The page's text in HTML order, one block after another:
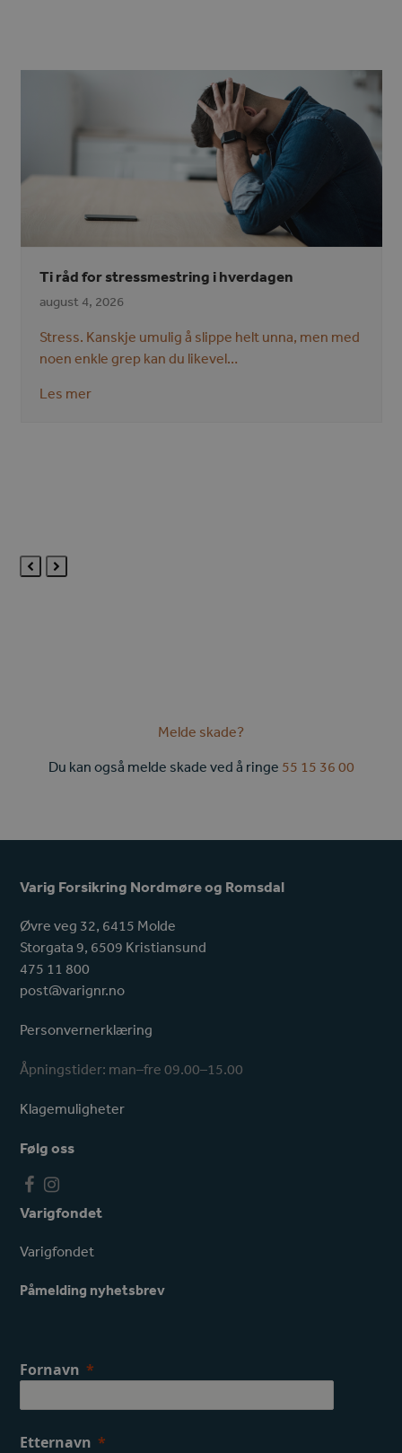
Ti råd for stressmestring i hverdagen
august 4, 2026
Stress. Kanskje umulig å slippe helt unna, men med
noen enkle grep kan du likevel…
Les mer
Previous
Next
Melde skade?
Du kan også melde skade ved å ringe 55 15 36 00
Varig Forsikring Nordmøre og Romsdal
Øvre veg 32, 6415 Molde
Storgata 9, 6509 Kristiansund
475 11 800
post@varignr.no
Personvernerklæring
Åpningstider: man–fre 09.00–15.00
Klagemuligheter
Følg oss
F
a
e
o
o
I
n
t
a
g
r
Varigfondet
Varigfondet
Påmelding nyhetsbrev
Fornavn
Etternavn